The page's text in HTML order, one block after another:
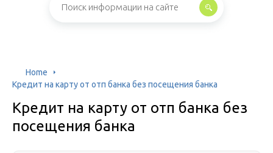
Home
Кредит на карту от отп банка без посещения банка
Кредит на карту от отп банка без
посещения банка